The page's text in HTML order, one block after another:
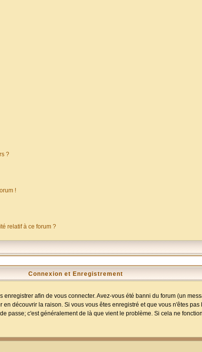
?
!
relatif à ce forum ?
Connexion et Enregistrement
afin de vous connecter. Avez-vous été banni du forum (un
découvrir la raison. Si vous vous êtes enregistré et que vous n'êtes
passe; c'est généralement de là que vient le problème. Si cela ne